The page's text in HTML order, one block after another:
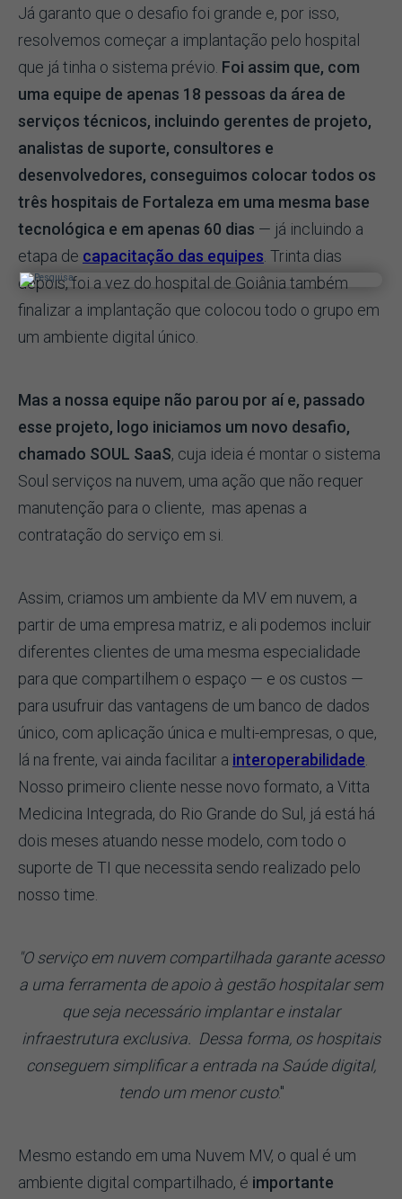
Já garanto que o desafio foi grande e, por isso,
resolvemos começar a implantação pelo hospital
que já tinha o sistema prévio. Foi assim que, com
uma equipe de apenas 18 pessoas da área de
serviços técnicos, incluindo gerentes de projeto,
analistas de suporte, consultores e
desenvolvedores, conseguimos colocar todos os
três hospitais de Fortaleza em uma mesma base
tecnológica e em apenas 60 dias — já incluindo a
etapa de capacitação das equipes. Trinta dias
depois, foi a vez do hospital de Goiânia também
finalizar a implantação que colocou todo o grupo em
um ambiente digital único.
Mas a nossa equipe não parou por aí e, passado
esse projeto, logo iniciamos um novo desafio,
chamado SOUL SaaS, cuja ideia é montar o sistema
Soul serviços na nuvem, uma ação que não requer
manutenção para o cliente, mas apenas a
contratação do serviço em si.
Assim, criamos um ambiente da MV em nuvem, a
partir de uma empresa matriz, e ali podemos incluir
diferentes clientes de uma mesma especialidade
para que compartilhem o espaço — e os custos —
para usufruir das vantagens de um banco de dados
único, com aplicação única e multi-empresas, o que,
lá na frente, vai ainda facilitar a interoperabilidade.
Nosso primeiro cliente nesse novo formato, a Vitta
Medicina Integrada, do Rio Grande do Sul, já está há
dois meses atuando nesse modelo, com todo o
suporte de TI que necessita sendo realizado pelo
nosso time.
"O serviço em nuvem compartilhada garanteacesso
a uma ferramenta de apoio à gestão hospitalar sem
que seja necessário implantar e instalar
infraestrutura exclusiva. Dessa forma, os hospitais
conseguem simplificar a entrada na Saúde digital,
tendo um menor custo."
Mesmo estando em uma Nuvem MV, o qual é um
ambiente digital compartilhado, é importante